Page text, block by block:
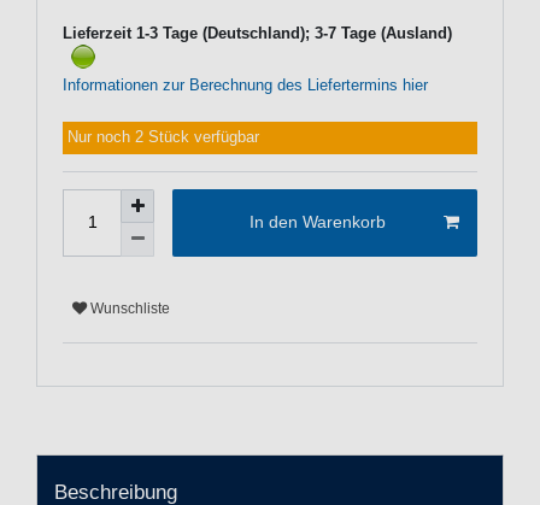
Lieferzeit 1-3 Tage (Deutschland); 3-7 Tage (Ausland)
Informationen zur Berechnung des Liefertermins hier
Nur noch 2 Stück verfügbar
In den Warenkorb
Wunschliste
Beschreibung